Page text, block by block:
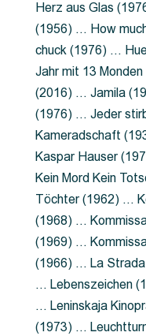
Herz aus Glas
(1956) … How
chuck (1976) …
Jahr mit 13
(2016) … Jamila
(1976) … Jeder
Kameradschaft
Kaspar Hauser
Kein Mord Kein
Töchter (1962) …
(1968) …
(1969) …
(1966) … La
… Lebenszeichen
… Leninskaja
(1973) …